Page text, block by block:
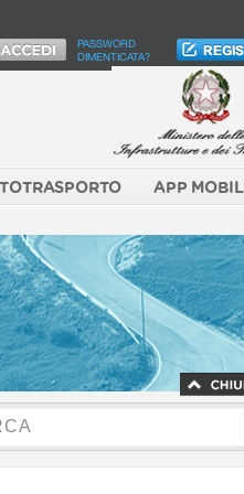
PASSWORD
DIMENTICATA?
APP